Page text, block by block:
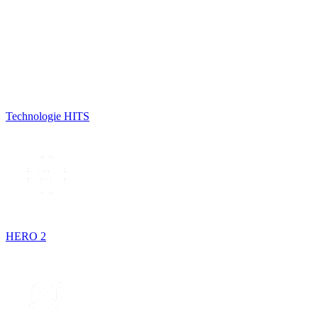
Technologie HITS
HERO 2